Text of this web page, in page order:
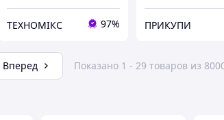
ТЕХНОМІКС 97% ПРИКУПИ
Вперед Показано 1 - 29 товаров из